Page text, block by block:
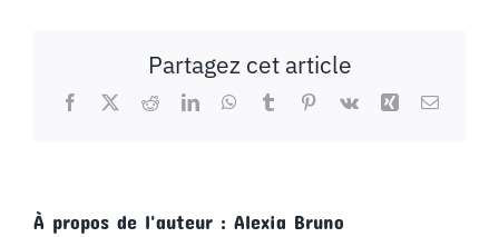
Partagez cet article
Facebook
X RedditLinkedInWhatsApp
TumblrPinterest
Vk Xing Email
À propos de l'auteur : Alexia Bruno